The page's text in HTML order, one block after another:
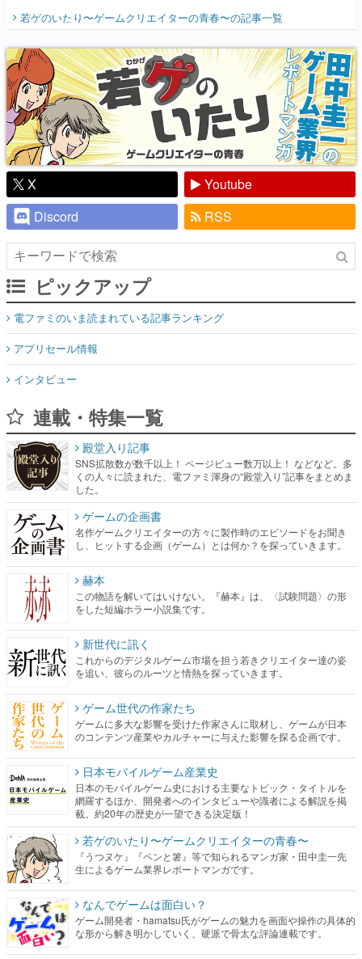
開く。業界の快男児・松山 洋に流れる血は
『少年ジャンプ』色だった【若ゲのいた
り】
若ゲのいたり〜ゲームクリエイターの青春〜の記事一覧
X
Youtube
Discord
RSS
ピックアップ
電ファミのいま読まれている記事ランキング
アプリセール情報
インタビュー
連載・特集一覧
殿堂入り記事
SNS拡散数が数千以上！ ページビュー数万以上！ などなど。多
くの人々に読まれた、電ファミ渾身の“殿堂入り”記事をまとめま
した。
ゲームの企画書
名作ゲームクリエイターの方々に製作時のエピソードをお聞き
し、ヒットする企画（ゲーム）とは何か？を探っていきます。
赫本
この物語を解いてはいけない。『赫本』は、〈試験問題〉の形
をした短編ホラー小説集です。
新世代に訊く
これからのデジタルゲーム市場を担う若きクリエイター達の姿
を追い、彼らのルーツと情熱を探っていきます。
ゲーム世代の作家たち
ゲームに多大な影響を受けた作家さんに取材し、ゲームが日本
のコンテンツ産業やカルチャーに与えた影響を探る企画です。
日本モバイルゲーム産業史
日本のモバイルゲーム史における主要なトピック・タイトルを
網羅するほか、開発者へのインタビューや識者による解説を掲
載。約20年の歴史が一望できる決定版！
若ゲのいたり〜ゲームクリエイターの青春〜
『うつヌケ』『ペンと箸』等で知られるマンガ家・田中圭一先
生によるゲーム業界レポートマンガです。
なんでゲームは面白い？
ゲーム開発者・hamatsu氏がゲームの魅力を画面や操作の具体的
な形から解き明かしていく、硬派で骨太な評論連載です。